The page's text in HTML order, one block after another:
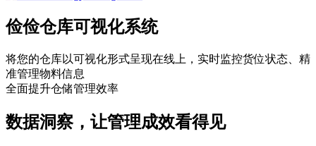
俭俭仓库可视化系统
将您的仓库以可视化形式呈现在线上，实时监控货位状态、精
准管理物料信息
全面提升仓储管理效率
数据洞察，让管理成效看得见